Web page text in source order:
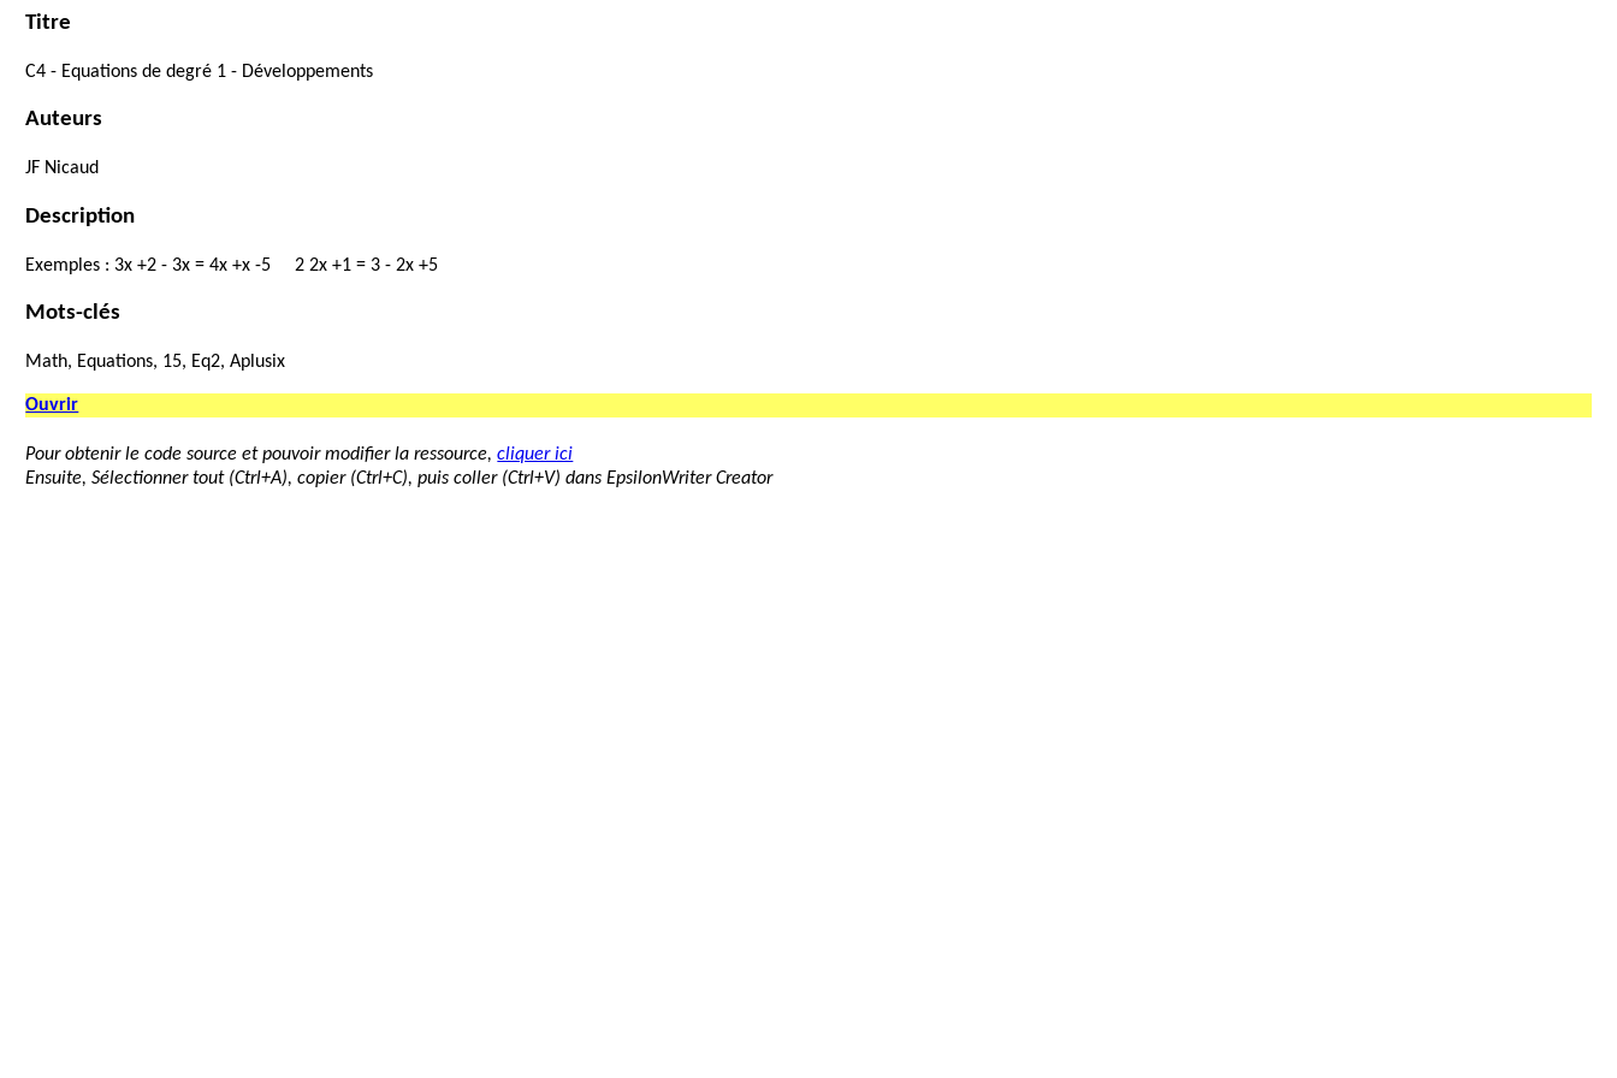
Titre
C4 - Equations de degré 1 - Développements
Auteurs
JF Nicaud
Description
Exemples : 3x +2 - 3x = 4x +x -5 2 2x +1 = 3 - 2x +5
Mots-clés
Math, Equations, 15, Eq2, Aplusix
Ouvrir
Pour obtenir le code source et pouvoir modifier la ressource,cliquer ici
Ensuite, Sélectionner tout (Ctrl+A), copier (Ctrl+C), puis coller (Ctrl+V) dans EpsilonWriter Creator